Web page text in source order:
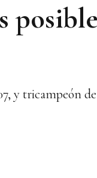
y tricampeón